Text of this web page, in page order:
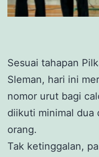
Sesuai tahapan
Sleman, hari ini
nomor urut bagi
diikuti minimal dua
orang.
Tak ketinggalan,